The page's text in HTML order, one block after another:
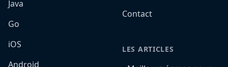
Java
Go
iOS
Android
Contact
LES ARTICLES